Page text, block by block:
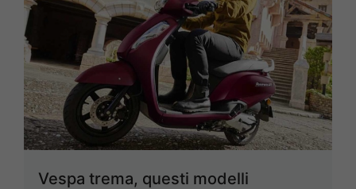
Vespa trema, questi modelli